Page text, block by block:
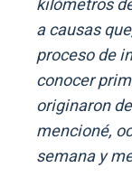
kilómetros
a causas
proceso de
conocer
originaron
mencioné,
semana y